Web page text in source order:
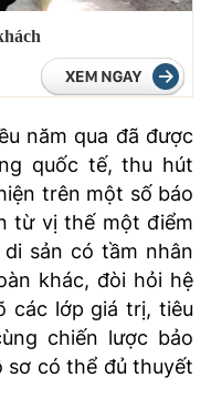
năm qua đã được
quốc tế, thu hút
trên một số báo
từ vị thế một điểm
sản có tầm nhân
khác, đòi hỏi hệ
các lớp giá trị, tiêu
chiến lược bảo
sơ có thể đủ thuyết